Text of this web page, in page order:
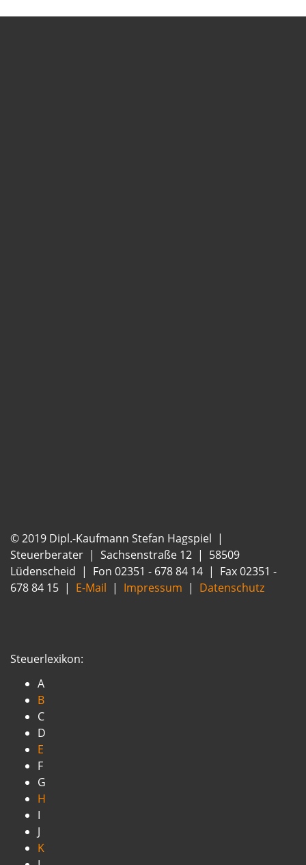
© 2019 Dipl.-Kaufmann Stefan Hagspiel |
Steuerberater | Sachsenstraße 12 | 58509
Lüdenscheid | Fon 02351 - 678 84 14 | Fax 02351 -
678 84 15 | E-Mail | Impressum | Datenschutz
Steuerlexikon:
A
B
C
D
E
F
G
H
I
J
K